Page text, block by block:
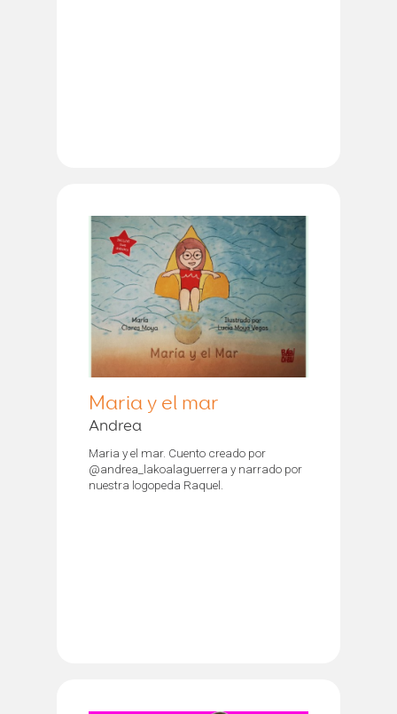
Maria y el mar
Andrea
Maria y el mar. Cuento creado por
@andrea_lakoalaguerrera y narrado por
nuestra logopeda Raquel.